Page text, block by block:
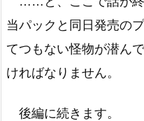
当パックと同日発売の
てつもない怪物が潜ん
ければなりません。
後編に続きます。